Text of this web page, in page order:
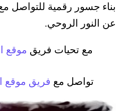
بناء جسور رقمية للتواصل مع
عن النور الروحي.
مع تحيات فريق موقع
تواصل مع فريق موقع